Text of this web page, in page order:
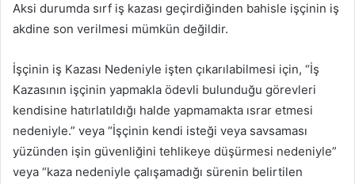
Aksi durumda sırf iş kazası geçirdiğinden bahisle işçinin iş
akdine son verilmesi mümkün değildir.
İşçinin iş Kazası Nedeniyle işten çıkarılabilmesi için, “İş
Kazasının işçinin yapmakla ödevli bulunduğu görevleri
kendisine hatırlatıldığı halde yapmamakta ısrar etmesi
nedeniyle.” veya “İşçinin kendi isteği veya savsaması
yüzünden işin güvenliğini tehlikeye düşürmesi nedeniyle”
veya “kaza nedeniyle çalışamadığı sürenin belirtilen